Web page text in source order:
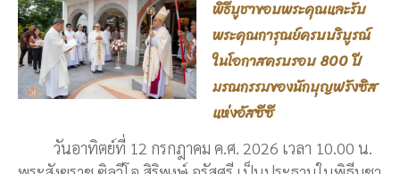
พิธีบูชาขอบพระคุณและรับ
พระคุณการุณย์ครบบริบูรณ์
ในโอกาสครบรอบ 800 ปี
มรณกรรมของนักบุญฟรังซิส
แห่งอัสซีซี
วันอาทิตย์ที่ 12 กรกฎาคม ค.ศ. 2026 เวลา 10.00 น.